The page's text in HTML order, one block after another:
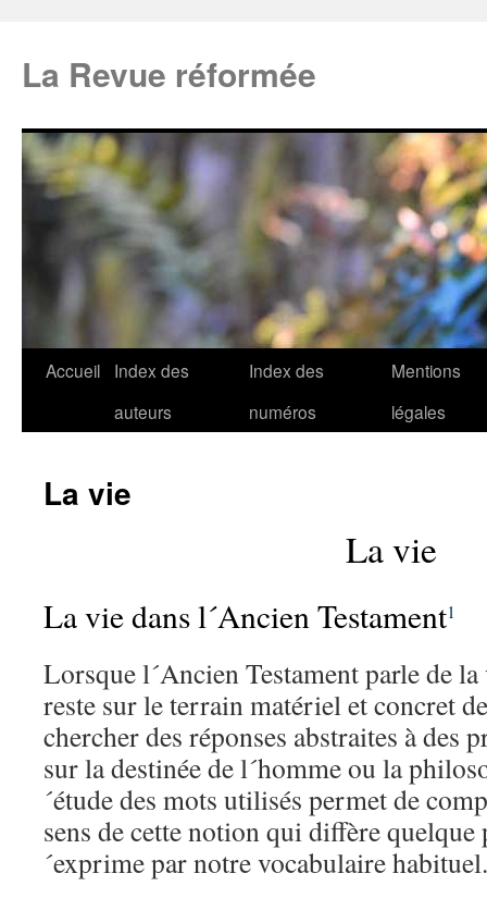
La Revue réformée
Accueil
Index des
auteurs
Index des
numéros
Mentions
légales
La vie
La vie
La vie dans l´Ancien Testament1
Lorsque l´Ancien Testament parle de
reste sur le terrain matériel et concret
chercher des réponses abstraites à des
sur la destinée de l´homme ou la
´étude des mots utilisés permet de
sens de cette notion qui diffère quelque
´exprime par notre vocabulaire habituel.